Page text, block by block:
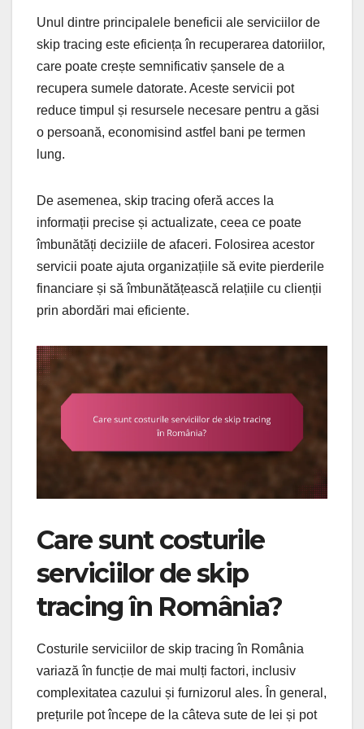
Unul dintre principalele beneficii ale serviciilor de
skip tracing este eficiența în recuperarea datoriilor,
care poate crește semnificativ șansele de a
recupera sumele datorate. Aceste servicii pot
reduce timpul și resursele necesare pentru a găsi
o persoană, economisind astfel bani pe termen
lung.
De asemenea, skip tracing oferă acces la
informații precise și actualizate, ceea ce poate
îmbunătăți deciziile de afaceri. Folosirea acestor
servicii poate ajuta organizațiile să evite pierderile
financiare și să îmbunătățească relațiile cu clienții
prin abordări mai eficiente.
Care sunt costurile
serviciilor de skip
tracing în România?
Costurile serviciilor de skip tracing în România
variază în funcție de mai mulți factori, inclusiv
complexitatea cazului și furnizorul ales. În general,
prețurile pot începe de la câteva sute de lei și pot